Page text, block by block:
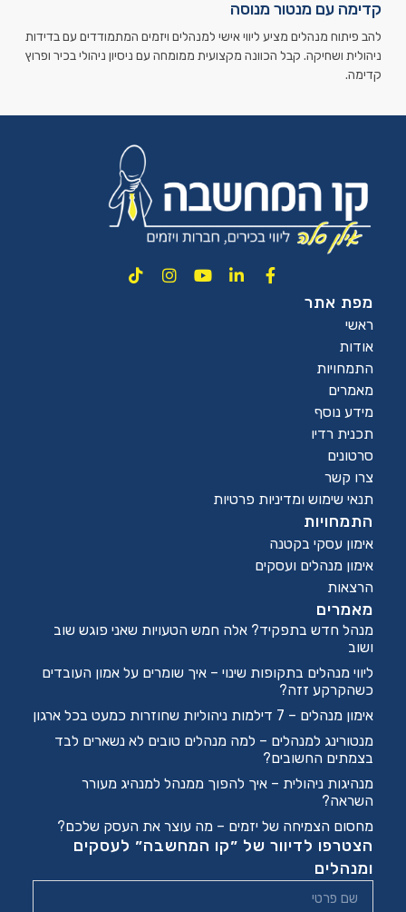
קדימה עם מנטור מנוסה
להב פיתוח מנהלים מציע ליווי אישי למנהלים ויזמים המתמודדים עם בדידות
ניהולית ושחיקה. קבל הכוונה מקצועית ממומחה עם ניסיון ניהולי בכיר ופרוץ
קדימה.
מפת אתר
ראשי
אודות
התמחויות
מאמרים
מידע נוסף
תכנית רדיו
סרטונים
צרו קשר
תנאי שימוש ומדיניות פרטיות
התמחויות
אימון עסקי בקטנה
אימון מנהלים ועסקים
הרצאות
מאמרים
מנהל חדש בתפקיד? אלה חמש הטעויות שאני פוגש שוב
ושוב
ליווי מנהלים בתקופות שינוי – איך שומרים על אמון העובדים
כשהקרקע זזה?
אימון מנהלים – 7 דילמות ניהוליות שחוזרות כמעט בכל ארגון
מנטורינג למנהלים – למה מנהלים טובים לא נשארים לבד
בצמתים החשובים?
מנהיגות ניהולית – איך להפוך ממנהל למנהיג מעורר
השראה?
מחסום הצמיחה של יזמים – מה עוצר את העסק שלכם?
הצטרפו לדיוור של ״קו המחשבה״ לעסקים
ומנהלים